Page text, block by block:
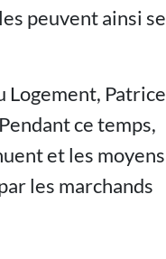
peuvent ainsi se
Logement, Patrice
ce temps,
et les moyens
les marchands